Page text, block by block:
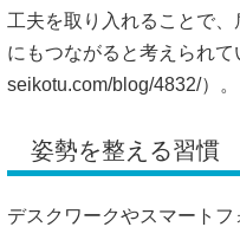
工夫を取り入れることで
にもつながると考えられて
seikotu.com/blog/4832/）。
姿勢を整える習慣
デスクワークやスマート